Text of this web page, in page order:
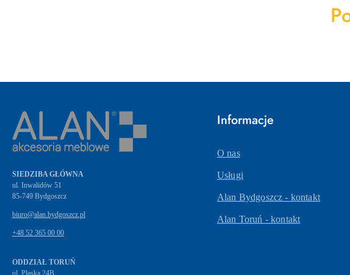
SIEDZIBA GŁÓWNA
ul. Inwalidów 51
biuro@alan.bydgoszcz.pl
+48 52 365 00 00
ODDZIAŁ TORUŃ
ul. Płaska 24B
Informacje
O nas
Usługi
Alan Bydgoszcz - kontakt
Alan Toruń - kontakt